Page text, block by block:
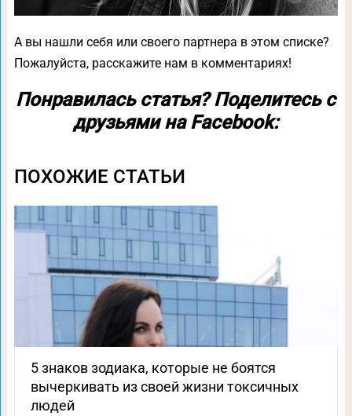
А вы нашли себя или своего партнера в этом списке?
Пожалуйста, расскажите нам в комментариях!
Понравилась статья? Поделитесь с
друзьями на Facebook:
ПОХОЖИЕ СТАТЬИ
5 знаков зодиака, которые не боятся
вычеркивать из своей жизни токсичных
людей